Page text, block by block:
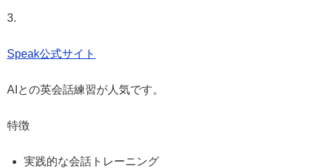
3.
Speak公式サイト
AIとの英会話練習が人気です。
特徴
実践的な会話トレーニング